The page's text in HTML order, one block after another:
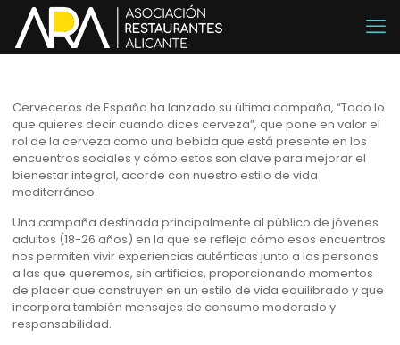
Cerveceros de España ha lanzado su última campaña, “Todo lo
que quieres decir cuando dices cerveza”, que pone en valor el
rol de la cerveza como una bebida que está presente en los
encuentros sociales y cómo estos son clave para mejorar el
bienestar integral, acorde con nuestro estilo de vida
mediterráneo.
Una campaña destinada principalmente al público de jóvenes
adultos (18-26 años) en la que se refleja cómo esos encuentros
nos permiten vivir experiencias auténticas junto a las personas
a las que queremos, sin artificios, proporcionando momentos
de placer que construyen en un estilo de vida equilibrado y que
incorpora también mensajes de consumo moderado y
responsabilidad.